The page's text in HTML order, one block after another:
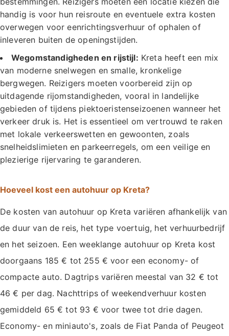
handig is voor hun reisroute en eventuele extra kosten
overwegen voor eenrichtingsverhuur of ophalen of
inleveren buiten de openingstijden.
Wegomstandigheden en rijstijl: Kreta heeft een mix
van moderne snelwegen en smalle, kronkelige
bergwegen. Reizigers moeten voorbereid zijn op
uitdagende rijomstandigheden, vooral in landelijke
gebieden of tijdens piektoeristenseizoenen wanneer het
verkeer druk is. Het is essentieel om vertrouwd te raken
met lokale verkeerswetten en gewoonten, zoals
snelheidslimieten en parkeerregels, om een veilige en
plezierige rijervaring te garanderen.
Hoeveel kost een autohuur op Kreta?
De kosten van autohuur op Kreta variëren afhankelijk van
de duur van de reis, het type voertuig, het verhuurbedrijf
en het seizoen. Een weeklange autohuur op Kreta kost
doorgaans 185 € tot 255 € voor een economy- of
compacte auto. Dagtrips variëren meestal van 32 € tot
46 € per dag. Nachttrips of weekendverhuur kosten
gemiddeld 65 € tot 93 € voor twee tot drie dagen.
Economy- en miniauto's, zoals de Fiat Panda of Peugeot